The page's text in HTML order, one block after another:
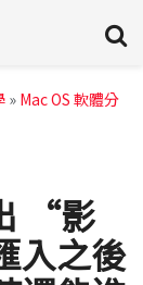
» Mac OS 軟體分
“影
入之後